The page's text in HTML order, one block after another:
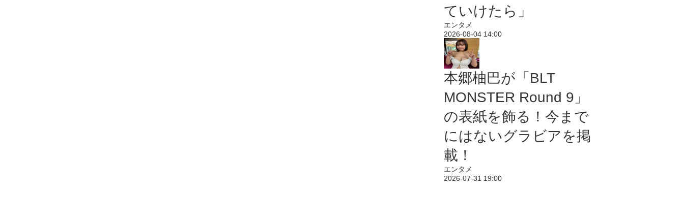
ていけたら」
エンタメ
2026-08-04 14:00
本郷柚巴が「BLT
MONSTER Round 9」
の表紙を飾る！今まで
にはないグラビアを掲
載！
エンタメ
2026-07-31 19:00